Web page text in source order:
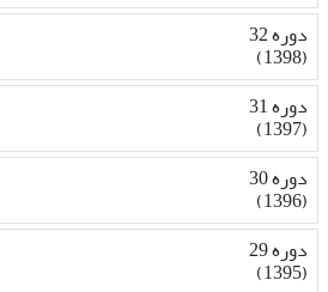
دوره 32
(1398)
دوره 31
(1397)
دوره 30
(1396)
دوره 29
(1395)